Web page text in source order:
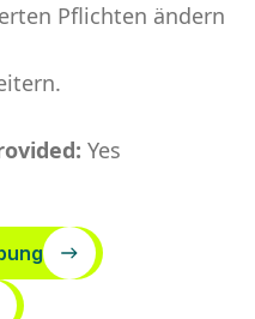
Pflichten ändern
Yes